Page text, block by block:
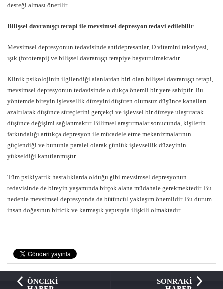
desteği alması önerilir.
Bilişsel davranışçı terapi ile mevsimsel depresyon tedavi edilebilir
Mevsimsel depresyonun tedavisinde antidepresanlar, D vitamini takviyesi,
ışık (fototerapi) ve bilişsel davranışçı terapiye başvurulmaktadır.
Klinik psikolojinin ilgilendiği alanlardan biri olan bilişsel davranışçı terapi,
mevsimsel depresyonun tedavisinde oldukça önemli bir yere sahiptir. Bu
yöntemde bireyin işlevsellik düzeyini düşüren olumsuz düşünce kanalları
azaltılarak düşünce süreçlerini gerçekçi ve işlevsel bir düzeye ulaştırarak
düşünce değişimi sağlanmaktır. Bilimsel araştırmalar sonucunda, kişilerin
farkındalığı arttıkça depresyon ile mücadele etme mekanizmalarının
güçlendiği ve bununla paralel olarak günlük işlevsellik düzeyinin
yükseldiği kanıtlanmıştır.
Tüm psikiyatrik hastalıklarda olduğu gibi mevsimsel depresyonun
tedavisinde de bireyin yaşamında birçok alana müdahale gerekmektedir. Bu
nedenle mevsimsel depresyonda da bütüncül yaklaşım önemlidir. Bu durum
insan doğasının biricik ve karmaşık yapısıyla ilişkili olmaktadır.
ÖNCEKİ
SONRAKİ